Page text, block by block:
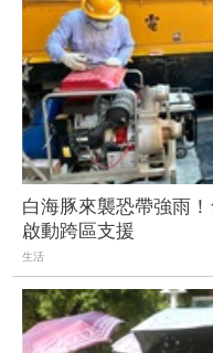
白海豚來襲恐帶強雨
啟動跨區支援
生活